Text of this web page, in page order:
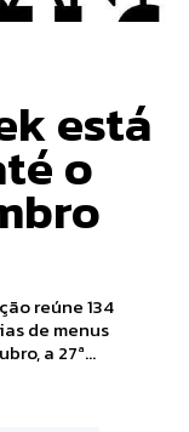
está
o
reúne 134
de menus
a 27ª...